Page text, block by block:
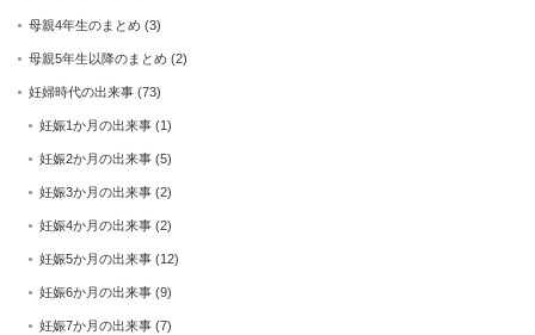
母親4年生のまとめ (3)
母親5年生以降のまとめ (2)
妊婦時代の出来事 (73)
妊娠1か月の出来事 (1)
妊娠2か月の出来事 (5)
妊娠3か月の出来事 (2)
妊娠4か月の出来事 (2)
妊娠5か月の出来事 (12)
妊娠6か月の出来事 (9)
妊娠7か月の出来事 (7)